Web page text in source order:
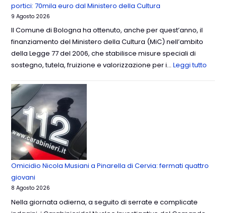
portici: 70mila euro dal Ministero della Cultura
9 Agosto 2026
Il Comune di Bologna ha ottenuto, anche per quest’anno, il
finanziamento del Ministero della Cultura (MiC) nell’ambito
della Legge 77 del 2006, che stabilisce misure speciali di
sostegno, tutela, fruizione e valorizzazione per i…Leggi tutto
Omicidio Nicola Musiani a Pinarella di Cervia: fermati quattro
giovani
8 Agosto 2026
Nella giornata odierna, a seguito di serrate e complicate